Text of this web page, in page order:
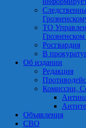
ТО
Росгвардия
В
Об издании
Редакция
Комиссии,
Объявления
СВО